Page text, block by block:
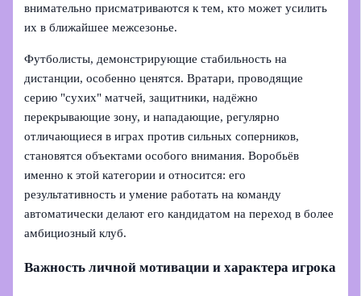
внимательно присматриваются к тем, кто может усилить
их в ближайшее межсезонье.
Футболисты, демонстрирующие стабильность на
дистанции, особенно ценятся. Вратари, проводящие
серию "сухих" матчей, защитники, надёжно
перекрывающие зону, и нападающие, регулярно
отличающиеся в играх против сильных соперников,
становятся объектами особого внимания. Воробьёв
именно к этой категории и относится: его
результативность и умение работать на команду
автоматически делают его кандидатом на переход в более
амбициозный клуб.
Важность личной мотивации и характера игрока